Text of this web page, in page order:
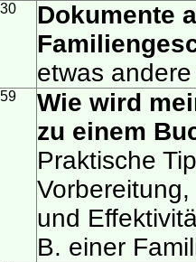
Dokumente
etwas
Wie wird
zu einem
Praktische
und
B. einer